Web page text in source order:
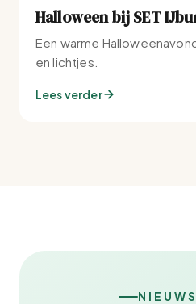
Halloween bij SET
Een warme
en lichtjes.
Lees verder